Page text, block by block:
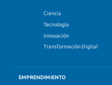
Ciencia
Tecnología
Innovación
Transformación Digital
EMPRENDIMIENTO